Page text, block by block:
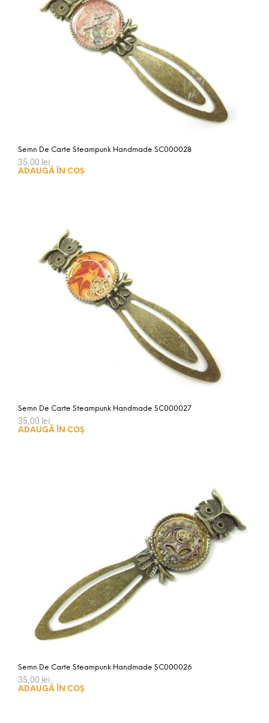
Semn De Carte Steampunk Handmade SC000028
35,00 lei
ADAUGĂ ÎN COȘ
Semn De Carte Steampunk Handmade SC000027
35,00 lei
ADAUGĂ ÎN COȘ
Semn De Carte Steampunk Handmade SC000026
35,00 lei
ADAUGĂ ÎN COȘ